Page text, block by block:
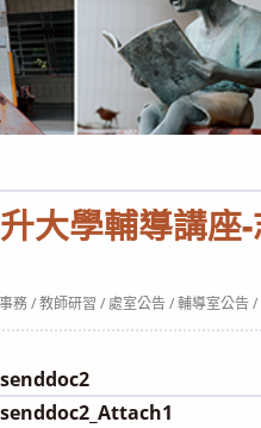
大學輔導講
務 / 教師研習 / 處室公告 / 輔導室公告 /